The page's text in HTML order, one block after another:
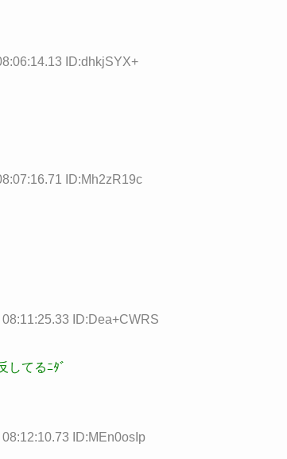
ID:dhkjSYX+
ID:Mh2zR19c
ID:Dea+CWRS
してるﾆﾀﾞ
ID:MEn0osIp